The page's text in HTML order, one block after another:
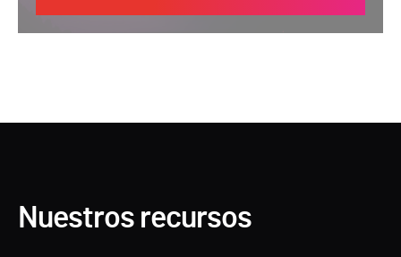
Nuestros recursos